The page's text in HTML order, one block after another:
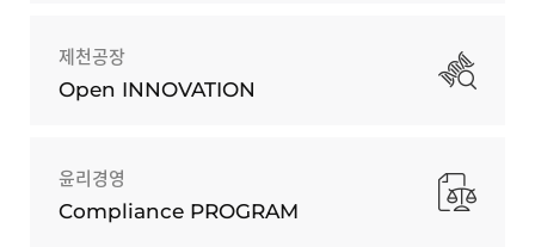
제천공장
Open INNOVATION
윤리경영
Compliance PROGRAM